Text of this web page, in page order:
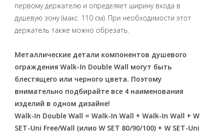
первому держателю и определяет ширину входа в
душевую зону (макс. 110 см). При необходимости этот
держатель также можно обрезать.
Металлические детали компонентов душевого
ограждения Walk-In Double Wall могут быть
блестящего или черного цвета. Поэтому
внимательно подбирайте все 4 наименования
изделий в одном дизайне!
Walk-In Double Wall = Walk-In Wall + Walk-In Wall + W
SET-Uni Free/Wall (илиo W SET 80/90/100) + W SET-Uni